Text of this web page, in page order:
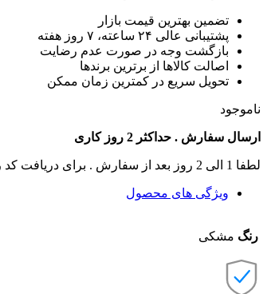
تضمین بهترین قیمت بازار
پشتیبانی عالی ۲۴ ساعته، ۷ روز هفته
بازگشت وجه در صورت عدم رضایت
اصالت کالاها از برترین برندها
تحویل سریع در کمترین زمان ممکن
ناموجود
ارسال سفارش . حداکثر 2 روز کاری
لطفا 1 الی 2 روز بعد از سفارش . برای دریافت کد رهگیری به شماره تماس های سایت زنگ بزنید .
ویژگی های محصول
رنگ مشکی